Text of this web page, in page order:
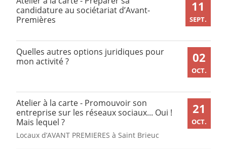
11
SEPT.
candidature au sociétariat d’Avant-
Premières
02
OCT.
Quelles autres options juridiques pour
mon activité ?
21
OCT.
Atelier à la carte - Promouvoir son
entreprise sur les réseaux sociaux... Oui !
Mais lequel ?
Locaux d’AVANT PREMIERES à Saint Brieuc